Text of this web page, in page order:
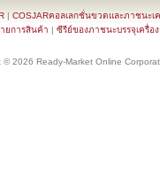
| COSJARคอลเลกชั่นขวดและภาชนะเ
ยการสินค้า | ซีรีย์ของภาชนะบรรจุเครื่อ
© 2026 Ready-Market Online